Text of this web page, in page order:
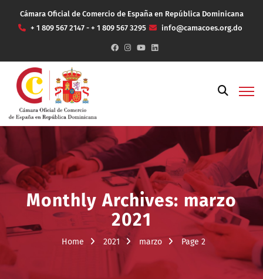
Cámara Oficial de Comercio de España en República Dominicana
+ 1 809 567 2147 - + 1 809 567 3295
info@camacoes.org.do
Monthly Archives: marzo
2021
Home 2021 marzo Page 2